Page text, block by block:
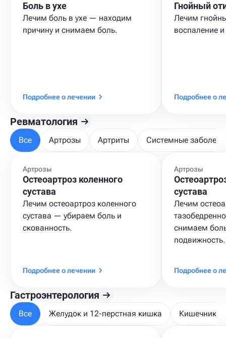
Боль в ухе
Лечим боль в ухе — находим
причину и снимаем боль.
Подробнее о лечении
Гнойный
Лечим
воспаление
Подробнее о
Ревматология
Все Артрозы Артриты Системные
Артрозы
Остеоартроз коленного
сустава
Лечим остеоартроз коленного
сустава — убираем боль и
скованность.
Подробнее о лечении
Артрозы
сустава
Лечим
снимаем
подвижность.
Подробнее о
Гастроэнтерология
Все Желудок и 12-перстная кишка Кишечник